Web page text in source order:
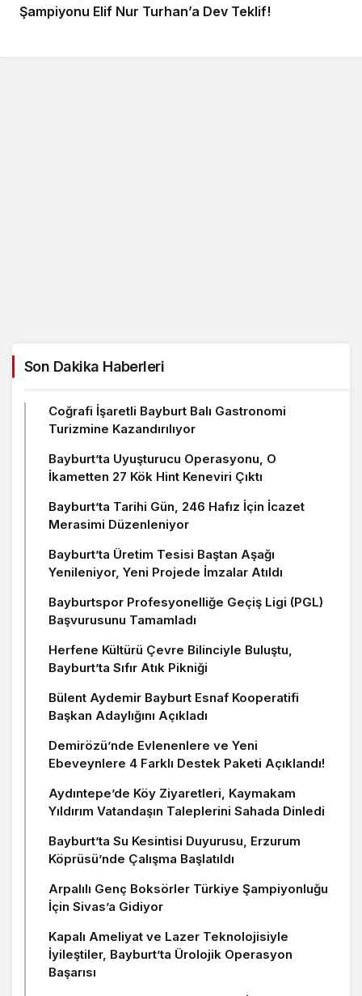
Şampiyonu Elif Nur Turhan’a Dev Teklif!
Son Dakika Haberleri
Coğrafi İşaretli Bayburt Balı Gastronomi
Turizmine Kazandırılıyor
Bayburt’ta Uyuşturucu Operasyonu, O
İkametten 27 Kök Hint Keneviri Çıktı
Bayburt’ta Tarihi Gün, 246 Hafız İçin İcazet
Merasimi Düzenleniyor
Bayburt’ta Üretim Tesisi Baştan Aşağı
Yenileniyor, Yeni Projede İmzalar Atıldı
Bayburtspor Profesyonelliğe Geçiş Ligi (PGL)
Başvurusunu Tamamladı
Herfene Kültürü Çevre Bilinciyle Buluştu,
Bayburt’ta Sıfır Atık Pikniği
Bülent Aydemir Bayburt Esnaf Kooperatifi
Başkan Adaylığını Açıkladı
Demirözü’nde Evlenenlere ve Yeni
Ebeveynlere 4 Farklı Destek Paketi Açıklandı!
Aydıntepe’de Köy Ziyaretleri, Kaymakam
Yıldırım Vatandaşın Taleplerini Sahada Dinledi
Bayburt’ta Su Kesintisi Duyurusu, Erzurum
Köprüsü’nde Çalışma Başlatıldı
Arpalılı Genç Boksörler Türkiye Şampiyonluğu
İçin Sivas’a Gidiyor
Kapalı Ameliyat ve Lazer Teknolojisiyle
İyileştiler, Bayburt’ta Ürolojik Operasyon
Başarısı